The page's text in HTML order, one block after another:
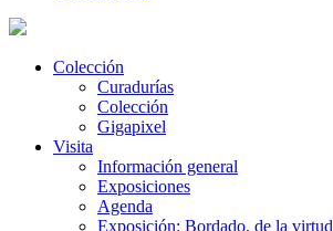
Colección
Curadurías
Colección
Gigapixel
Visita
Información general
Exposiciones
Agenda
Exposición: Bordado, de la virtud